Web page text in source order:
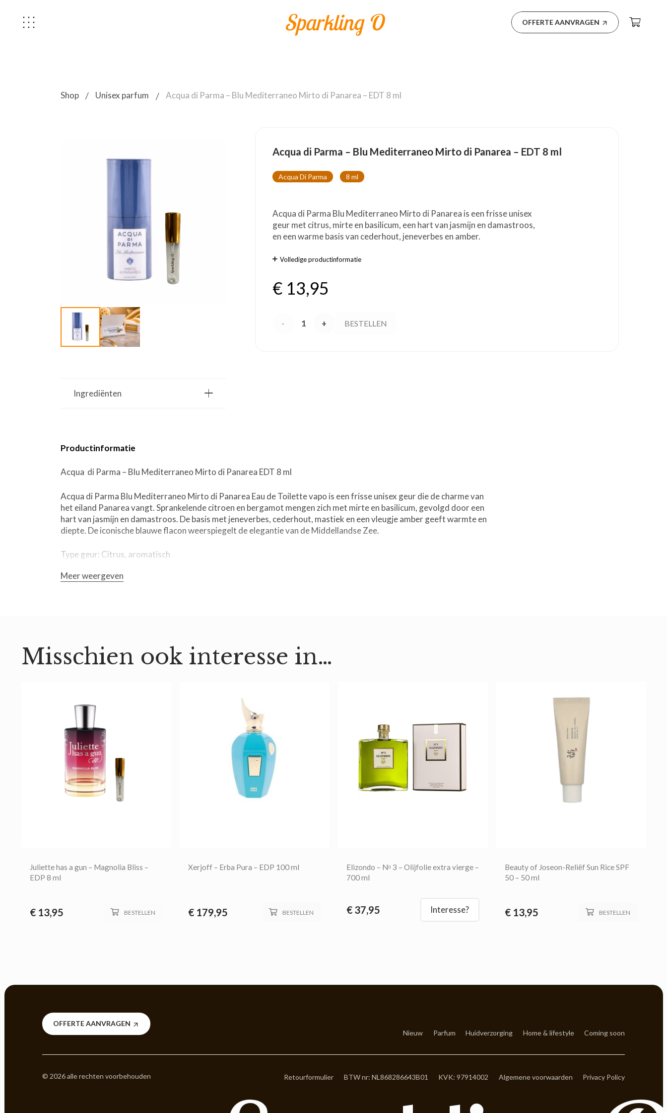
Sparkling O OFFERTE AANVRAGEN
Shop Unisex parfum Acqua di Parma – Blu Mediterraneo Mirto di Panarea – EDT 8 ml
Ingrediënten
Acqua di Parma – Blu Mediterraneo Mirto di Panarea – EDT 8 ml
Acqua Di Parma 8 ml
Acqua di Parma Blu Mediterraneo Mirto di Panarea is een frisse unisex
geur met citrus, mirte en basilicum, een hart van jasmijn en damastroos,
en een warme basis van cederhout, jeneverbes en amber.
Volledige productinformatie
€ 13,95
Acqua
Panarea
8 ml
aantal
BESTELLEN
Productinformatie
Acqua di Parma – Blu Mediterraneo Mirto di Panarea EDT 8 ml
Acqua di Parma Blu Mediterraneo Mirto di Panarea Eau de Toilette vapo is een frisse unisex geur die de charme van
het eiland Panarea vangt. Sprankelende citroen en bergamot mengen zich met mirte en basilicum, gevolgd door een
hart van jasmijn en damastroos. De basis met jeneverbes, cederhout, mastiek en een vleugje amber geeft warmte en
diepte. De iconische blauwe flacon weerspiegelt de elegantie van de Middellandse Zee.
Type geur: Citrus, aromatisch
Topnoten: Bergamot, Citroen, Mirte, Basilicum
Gebruik Acqua di Parma – Blu Mediterraneo Mirto di Panarea EDT 8 ml:
Breng Blu Mediterraneo Mirto di Panarea Eau de Toilette van Acqua di Parma aan op schone, droge huid, bij voorkeur
Meer weergeven
Misschien ook interesse in…
Juliette has a gun – Magnolia Bliss –
EDP 8 ml
€13,95 BESTELLEN
Xerjoff – Erba Pura – EDP 100 ml
€179,95 BESTELLEN
Elizondo – Nᵒ 3 – Olijfolie extra vierge –
700 ml
€37,95 Interesse?
Beauty of Joseon-Reliëf Sun Rice SPF
50 – 50 ml
€13,95 BESTELLEN
OFFERTE AANVRAGEN
Nieuw
Parfum Huidverzorging Home & lifestyle Coming soon
© 2026 alle rechten voorbehouden Retourformulier BTW nr: NL868286643B01 KVK: 97914002 Algemene voorwaarden Privacy Policy